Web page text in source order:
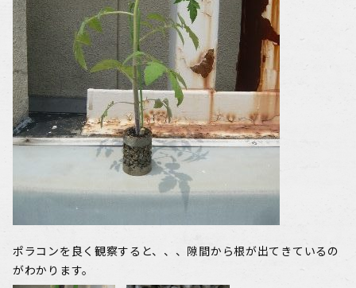
ポラコンを良く観察すると、、、隙間から根が出てきているの
がわかります。